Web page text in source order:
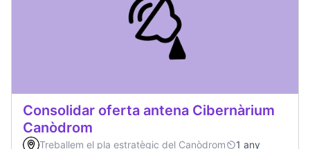
Consolidar oferta antena Cibernàrium
Canòdrom
Treballem el pla estratègic del Canòdrom
1 any